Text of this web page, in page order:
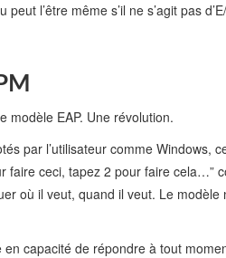
peut l’être même s’il ne s’agit pas
modèle EAP. Une révolution.
par l’utilisateur comme Windows,
faire ceci, tapez 2 pour faire cela…”
où il veut, quand il veut. Le modèle
en capacité de répondre à tout